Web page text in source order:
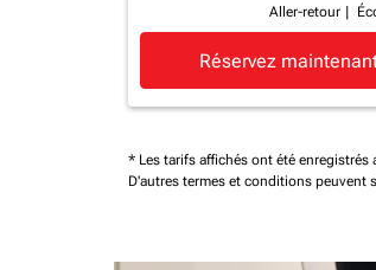
Aller-retour
Réservez
* Les tarifs affichés ont été enregistrés
D'autres termes et conditions peuvent